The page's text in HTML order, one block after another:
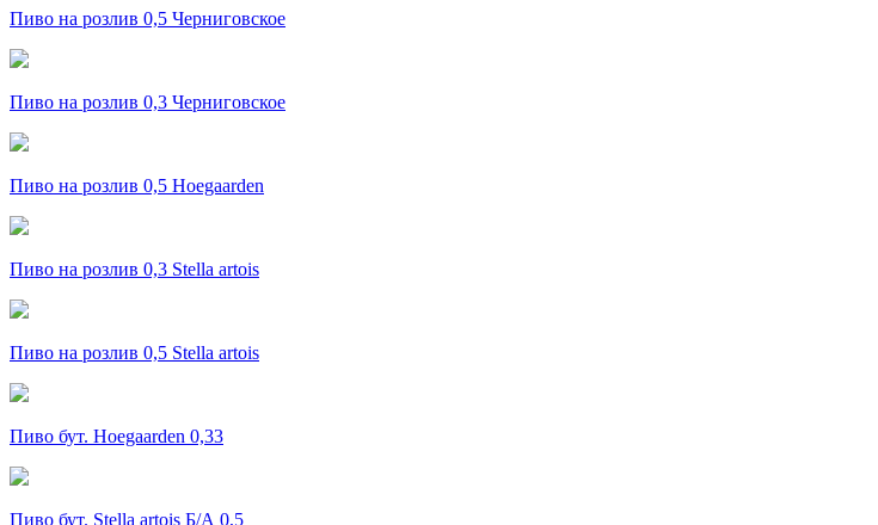
Пиво на розлив 0,5 Черниговское
Пиво на розлив 0,3 Черниговское
Пиво на розлив 0,5 Hoegaarden
Пиво на розлив 0,3 Stella artois
Пиво на розлив 0,5 Stella artois
Пиво бут. Hoegaarden 0,33
Пиво бут. Stella artois Б/А 0,5